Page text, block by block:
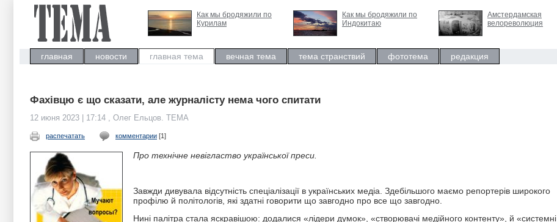
Как мы бродяжили по
Курилам
Как мы бродяжили по
Индокитаю
Амстердамская
велореволюция
главная новости главная тема вечная тема тема странствий фототема редакция
Фахівцю є що сказати, але журналісту нема чого спитати
12 июня 2023 | 17:14 , Олег Ельцов. ТЕМА
распечатать комментарии [1]
Про технічне невігластво української преси.
Завжди дивувала відсутність спеціалізації в українських медіа. Здебільшого маємо репортерів широкого
профілю й політологів, які здатні говорити що завгодно про все що завгодно.
Нині палітра стала яскравішою: додалися «лідери думок», «створювачі медійного контенту», й «системні